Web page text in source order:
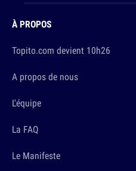
À PROPOS
Topito.com devient 10h26
A propos de nous
L'équipe
La FAQ
Le Manifeste